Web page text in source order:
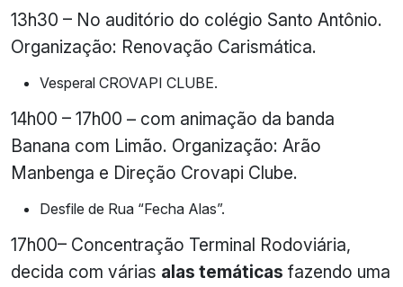
13h30 – No auditório do colégio Santo Antônio.
Organização: Renovação Carismática.
Vesperal CROVAPI CLUBE.
14h00 – 17h00 – com animação da banda
Banana com Limão. Organização: Arão
Manbenga e Direção Crovapi Clube.
Desfile de Rua “Fecha Alas”.
17h00– Concentração Terminal Rodoviária,
decida com várias alas temáticas fazendo uma